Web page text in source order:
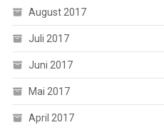
August 2017
Juli 2017
Juni 2017
Mai 2017
April 2017